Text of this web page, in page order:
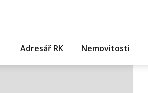
Adresář RK Nemovitosti